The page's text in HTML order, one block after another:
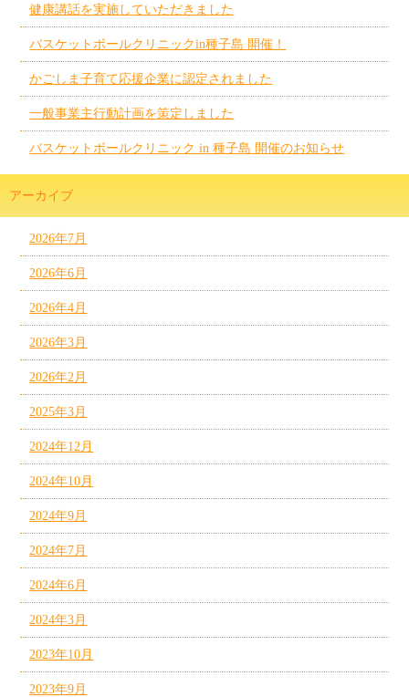
健康講話を実施していただきました
バスケットボールクリニックin種子島 開催！
かごしま子育て応援企業に認定されました
一般事業主行動計画を策定しました
バスケットボールクリニック in 種子島 開催のお知らせ
アーカイブ
2026年7月
2026年6月
2026年4月
2026年3月
2026年2月
2025年3月
2024年12月
2024年10月
2024年9月
2024年7月
2024年6月
2024年3月
2023年10月
2023年9月